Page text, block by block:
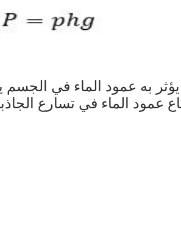
به عمود الماء في
عمود الماء في تسارع